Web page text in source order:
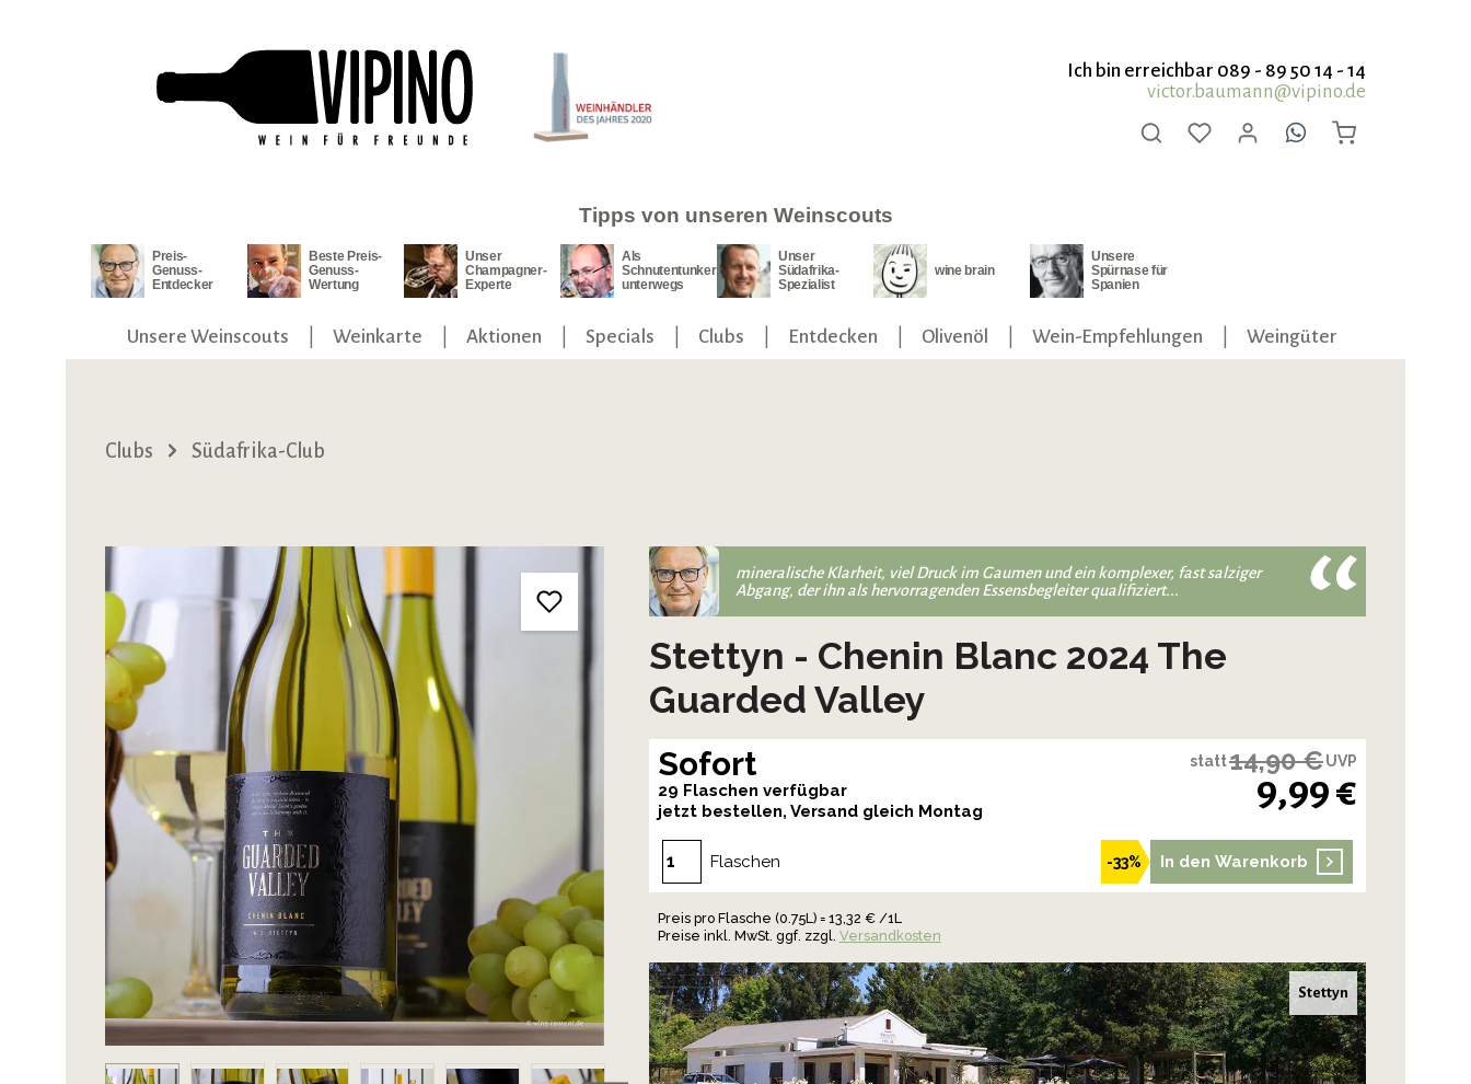
Ich bin erreichbar 089 - 89 50 14 - 14
victor.baumann@vipino.de
Tipps von unseren Weinscouts
Preis-
Genuss-
Entdecker
Beste Preis-
Genuss-
Wertung
Unser
Champagner-
Experte
Als
Schnutentunker
unterwegs
Unser
Südafrika-
Spezialist
wine brain
Unsere
Spürnase für
Spanien
Unsere Weinscouts Weinkarte Aktionen Specials Clubs Entdecken Olivenöl Wein-Empfehlungen Weingüter
Clubs Südafrika-Club
Bildergalerie überspringen
mineralische Klarheit, viel Druck im Gaumen und ein komplexer, fast salziger
Abgang, der ihn als hervorragenden Essensbegleiter qualifiziert...
Stettyn - Chenin Blanc 2024 The
Guarded Valley
Sofort
29 Flaschen verfügbar
jetzt bestellen, Versand gleich Montag
statt14,90 €UVP
9,99 €
Flaschen -33% In den Warenkorb
Preis pro Flasche (0.75L) = 13,32 € /1L
Preise inkl. MwSt. ggf. zzgl. Versandkosten
Stettyn